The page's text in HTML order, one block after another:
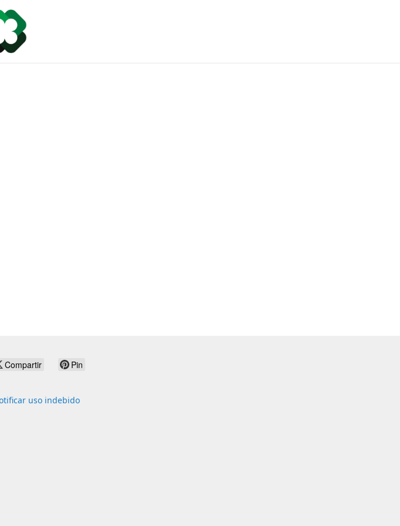
Compartir Pin
uso indebido